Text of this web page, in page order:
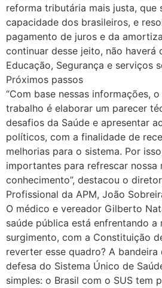
reforma tributária mais justa, que
capacidade dos brasileiros, e
pagamento de juros e da
continuar desse jeito, não haverá
Educação, Segurança e serviços
Próximos passos
“Com base nessas informações,
trabalho é elaborar um parecer
desafios da Saúde e apresentar
políticos, com a finalidade de
melhorias para o sistema. Por
importantes para refrescar nossa
conhecimento”, destacou o
Profissional da APM, João
O médico e vereador Gilberto
saúde pública está enfrentando a
surgimento, com a Constituição
reverter esse quadro? A bandeira
defesa do Sistema Único de
simples: o Brasil com o SUS tem